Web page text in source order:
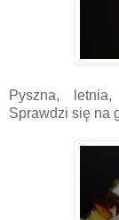
Pyszna,
Sprawdzi się na